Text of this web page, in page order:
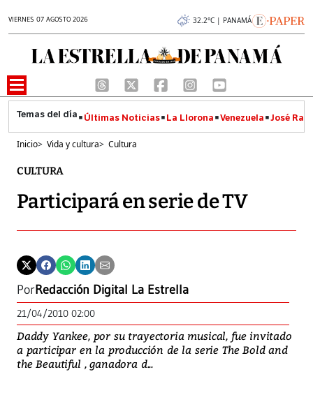
VIERNES 07 AGOSTO 2026 32.2°C | PANAMÁ
Últimas Noticias La Llorona Venezuela José
Inicio> Vida y cultura> Cultura
CULTURA
Participará en serie de TV
PorRedacción Digital La Estrella
21/04/2010 02:00
Daddy Yankee, por su trayectoria musical, fue invitado
a participar en la producción de la serie The Bold and
the Beautiful , ganadora d...